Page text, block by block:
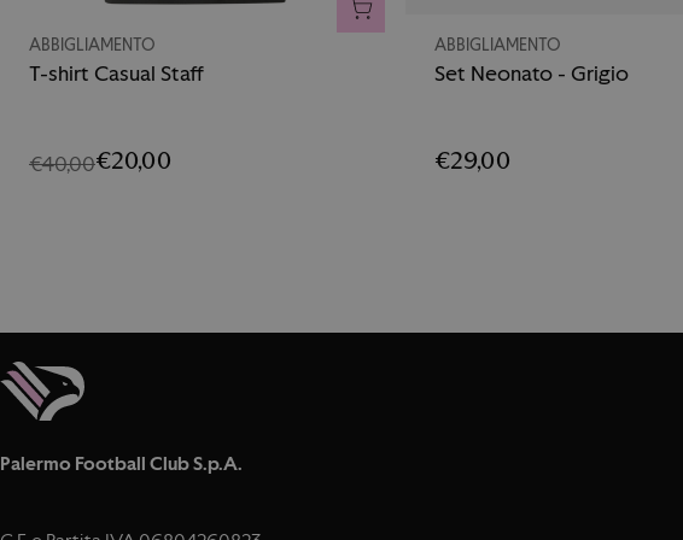
AGGIUNGI AL CARRELLO
ABBIGLIAMENTO
T-shirt Casual Staff
€40,00€20,00
ABBIGLIAMENTO
Set Neonato - Grigio
€29,00
Palermo Football Club S.p.A.